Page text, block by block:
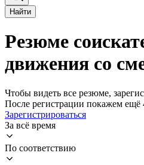
Найти
Резюме
движения со
Чтобы видеть все резюме,
После регистрации покажем ещё
Зарегистрироваться
За всё время
По соответствию